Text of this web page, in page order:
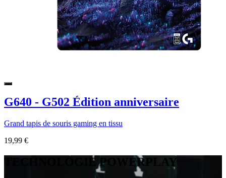
G640 - G502 Édition anniversaire
Grand tapis de souris gaming en tissu
19,99 €
TECHNOLOGIE POWERPLAY